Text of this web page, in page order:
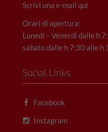
Scrivi una e-mail qui
Orari di apertura:
Lunedí – Venerdí dalle h
sabato dalle h 7:30 alle h
Social Links
Facebook
Instagram